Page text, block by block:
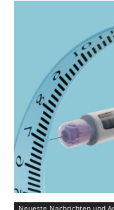
Neueste Nachrichten und